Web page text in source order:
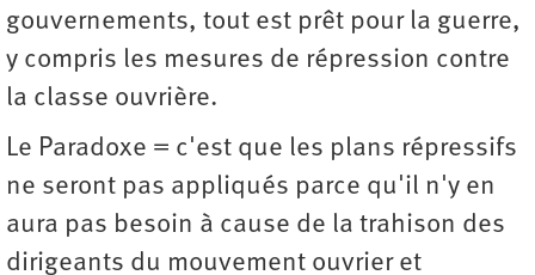
gouvernements, tout est prêt pour la guerre,
y compris les mesures de répression contre
la classe ouvrière.
Le Paradoxe = c'est que les plans répressifs
ne seront pas appliqués parce qu'il n'y en
aura pas besoin à cause de la trahison des
dirigeants du mouvement ouvrier et